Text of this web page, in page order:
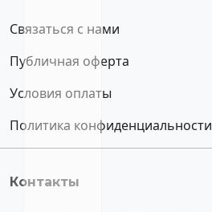
Связаться с нами
Публичная оферта
Условия оплаты
Политика конфиденциальности
Контакты